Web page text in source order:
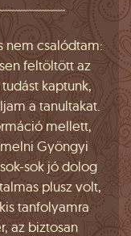
nem csalódtam:
feltöltött az
kaptunk,
a tanultakat.
mellett,
Gyöngyi
sok jó dolog
plusz volt,
tanfolyamra
az biztosan